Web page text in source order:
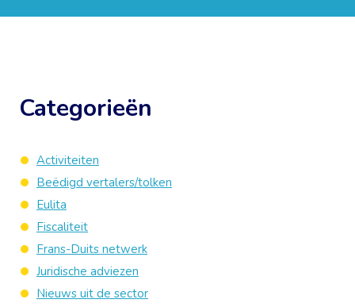
Categorieën
Activiteiten
Beëdigd vertalers/tolken
Eulita
Fiscaliteit
Frans-Duits netwerk
Juridische adviezen
Nieuws uit de sector